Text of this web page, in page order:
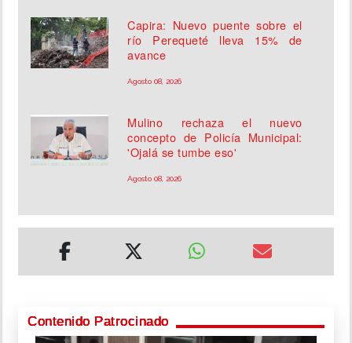
Capira: Nuevo puente sobre el
río Perequeté lleva 15% de
avance
Agosto 08, 2026
Mulino rechaza el nuevo
concepto de Policía Municipal:
'Ojalá se tumbe eso'
Agosto 08, 2026
Contenido Patrocinado